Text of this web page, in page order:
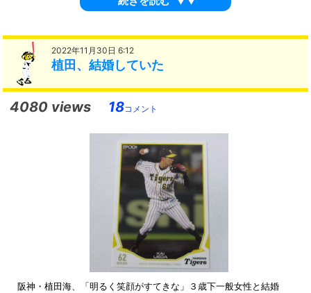
2022年11月30日 6:12
植田、結婚していた
4080 views 18コメント
阪神・植田海、「明るく笑顔がすてきな」３歳下一般女性と結婚